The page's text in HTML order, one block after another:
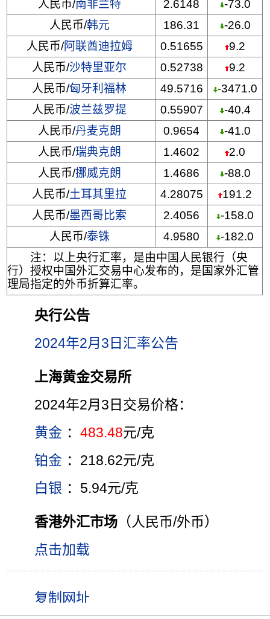
人民币/南非兰特 2.6148
-73.0
人民币/韩元 186.31
-26.0
人民币/阿联酋迪拉姆 0.51655
9.2
人民币/沙特里亚尔 0.52738
9.2
人民币/匈牙利福林 49.5716
-3471.0
人民币/波兰兹罗提 0.55907
-40.4
人民币/丹麦克朗 0.9654
-41.0
人民币/瑞典克朗 1.4602
2.0
人民币/挪威克朗 1.4686
-88.0
人民币/土耳其里拉 4.28075
191.2
人民币/墨西哥比索 2.4056
-158.0
人民币/泰铢 4.9580
-182.0
注：以上央行汇率，是由中国人民银行（央
行）授权中国外汇交易中心发布的，是国家外汇管
理局指定的外币折算汇率。
央行公告
2024年2月3日汇率公告
上海黄金交易所
2024年2月3日交易价格：
黄金 ：483.48元/克
铂金 ：218.62元/克
白银 ：5.94元/克
香港外汇市场 （人民币/外币）
点击加载